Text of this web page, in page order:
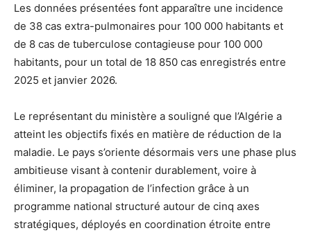
Les données présentées font apparaître une incidence
de 38 cas extra-pulmonaires pour 100 000 habitants et
de 8 cas de tuberculose contagieuse pour 100 000
habitants, pour un total de 18 850 cas enregistrés entre
2025 et janvier 2026.
Le représentant du ministère a souligné que l’Algérie a
atteint les objectifs fixés en matière de réduction de la
maladie. Le pays s’oriente désormais vers une phase plus
ambitieuse visant à contenir durablement, voire à
éliminer, la propagation de l’infection grâce à un
programme national structuré autour de cinq axes
stratégiques, déployés en coordination étroite entre